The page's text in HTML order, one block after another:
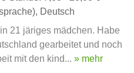
Deutsch
21 järiges mädchen. Habe
gearbeitet und noch
mit den kind... » mehr